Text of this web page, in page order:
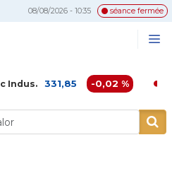
08/08/2026 - 10:35 séance fermée
331,85 -0,02 % Afriquia